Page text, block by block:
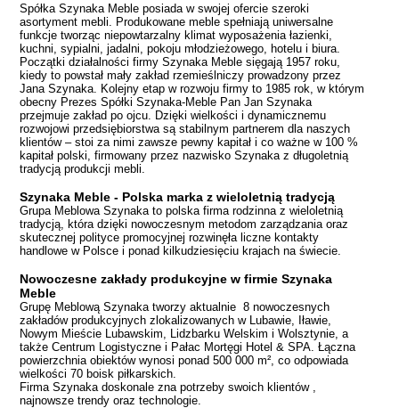
Spółka Szynaka Meble posiada w swojej ofercie szeroki
asortyment mebli. Produkowane meble spełniają uniwersalne
funkcje tworząc niepowtarzalny klimat wyposażenia łazienki,
kuchni, sypialni, jadalni, pokoju młodzieżowego, hotelu i biura.
Początki działalności firmy Szynaka Meble sięgają 1957 roku,
kiedy to powstał mały zakład rzemieślniczy prowadzony przez
Jana Szynaka. Kolejny etap w rozwoju firmy to 1985 rok, w którym
obecny Prezes Spółki Szynaka-Meble Pan Jan Szynaka
przejmuje zakład po ojcu. Dzięki wielkości i dynamicznemu
rozwojowi przedsiębiorstwa są stabilnym partnerem dla naszych
klientów – stoi za nimi zawsze pewny kapitał i co ważne w 100 %
kapitał polski, firmowany przez nazwisko Szynaka z długoletnią
tradycją produkcji mebli.
Szynaka Meble - Polska marka z wieloletnią tradycją
Grupa Meblowa Szynaka to polska firma rodzinna z wieloletnią
tradycją, która dzięki nowoczesnym metodom zarządzania oraz
skutecznej polityce promocyjnej rozwinęła liczne kontakty
handlowe w Polsce i ponad kilkudziesięciu krajach na świecie.
Nowoczesne zakłady produkcyjne w firmie Szynaka
Meble
Grupę Meblową Szynaka tworzy aktualnie 8 nowoczesnych
zakładów produkcyjnych zlokalizowanych w Lubawie, Iławie,
Nowym Mieście Lubawskim, Lidzbarku Welskim i Wolsztynie, a
także Centrum Logistyczne i Pałac Mortęgi Hotel & SPA. Łączna
powierzchnia obiektów wynosi ponad 500 000 m², co odpowiada
wielkości 70 boisk piłkarskich.
Firma Szynaka doskonale zna potrzeby swoich klientów ,
najnowsze trendy oraz technologie.